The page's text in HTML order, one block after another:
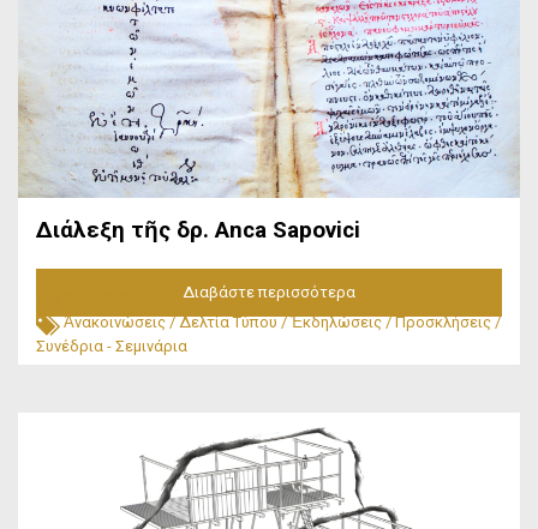
Διάλεξη τῆς δρ. Anca Sapovici
Διαβάστε περισσότερα
Ἀνακοινώσεις/Δελτία Τύπου/Ἐκδηλώσεις/Προσκλήσεις/
Συνέδρια - Σεμινάρια